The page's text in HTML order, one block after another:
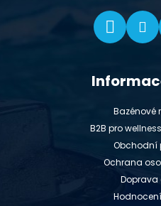
Bazénové
B2B pro
Obchodní
Ochrana